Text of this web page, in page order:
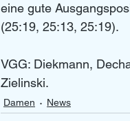
eine gute
(25:19, 25:13, 25:19).
VGG: Diekmann,
Zielinski.
Damen News